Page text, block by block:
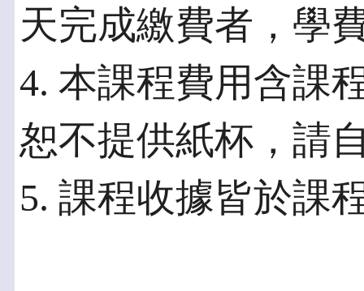
天完成繳費者，學
4. 本課程費用含課
恕不提供紙杯，請
5. 課程收據皆於課